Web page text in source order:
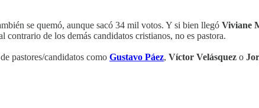
se quemó, aunque sacó 34 mil votos. Y si bien llegó Viviane
de los demás candidatos cristianos, no es pastora.
pastores/candidatos como Gustavo Páez, Víctor Velásquez o